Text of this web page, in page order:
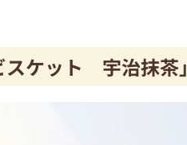
スケット 宇治抹茶」